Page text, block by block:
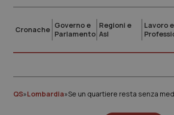
Cronache Governo e
Parlamento
Regioni e
Asl
Lavoro e
QS»Lombardia»Se un quartiere resta senza